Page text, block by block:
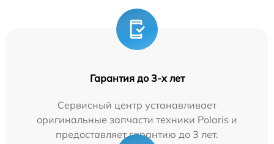
Гарантия до 3-х лет
Сервисный центр устанавливает
оригинальные запчасти техники Polaris и
предоставляет гарантию до 3 лет.